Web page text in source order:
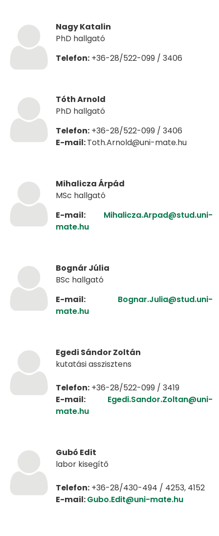
Nagy Katalin
PhD hallgató
Telefon: +36-28/522-099 / 3406
Tóth Arnold
PhD hallgató
Telefon: +36-28/522-099 / 3406
E-mail:Toth.Arnold@uni-mate.hu
Mihalicza Árpád
MSc hallgató
E-mail:
Mihalicza.Arpad@stud.uni-
mate.hu
Bognár Júlia
BSc hallgató
E-mail:
Bognar.Julia@stud.uni-
mate.hu
Egedi Sándor Zoltán
kutatási asszisztens
Telefon: +36-28/522-099 / 3419
E-mail:
Egedi.Sandor.Zoltan@uni-
mate.hu
Gubó Edit
labor kisegítő
Telefon: +36-28/430-494 / 4253, 4152
E-mail:Gubo.Edit@uni-mate.hu